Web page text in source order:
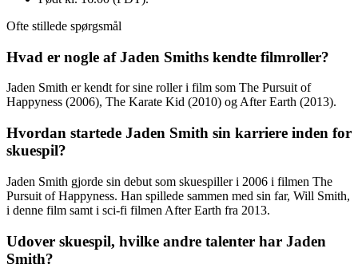
Ofte stillede spørgsmål
Hvad er nogle af Jaden Smiths kendte filmroller?
Jaden Smith er kendt for sine roller i film som The Pursuit of
Happyness (2006), The Karate Kid (2010) og After Earth (2013).
Hvordan startede Jaden Smith sin karriere inden for
skuespil?
Jaden Smith gjorde sin debut som skuespiller i 2006 i filmen The
Pursuit of Happyness. Han spillede sammen med sin far, Will Smith,
i denne film samt i sci-fi filmen After Earth fra 2013.
Udover skuespil, hvilke andre talenter har Jaden
Smith?